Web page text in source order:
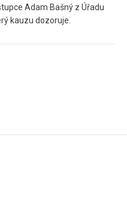
Adam Bašný z Úřadu
kauzu dozoruje.